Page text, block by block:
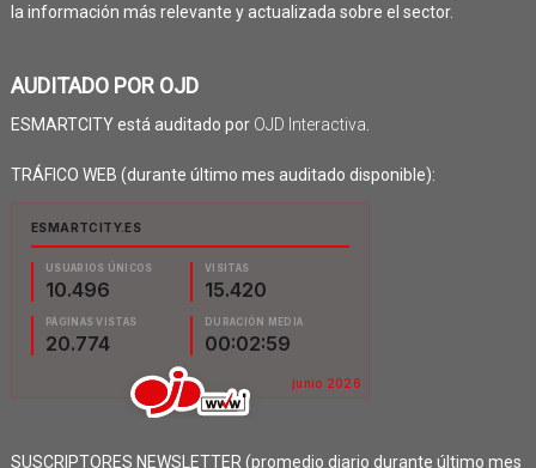
la información más relevante y actualizada sobre el sector.
AUDITADO POR OJD
ESMARTCITY está auditado por OJD Interactiva
TRÁFICO WEB (durante último mes auditado disponible):
SUSCRIPTORES NEWSLETTER (promedio diario durante último mes